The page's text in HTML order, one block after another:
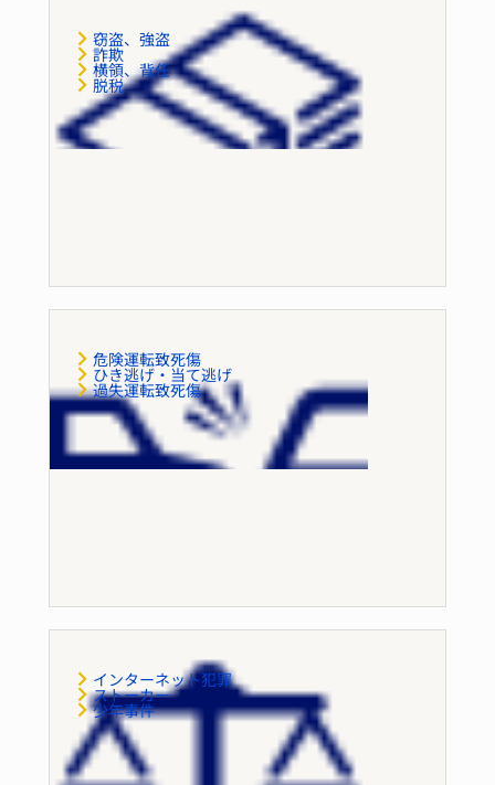
暴力犯罪
窃盗、強盗
詐欺
横領、背任
脱税
交通犯罪
危険運転致死傷
ひき逃げ・当て逃げ
過失運転致死傷
インターネット犯罪
ストーカー
少年事件